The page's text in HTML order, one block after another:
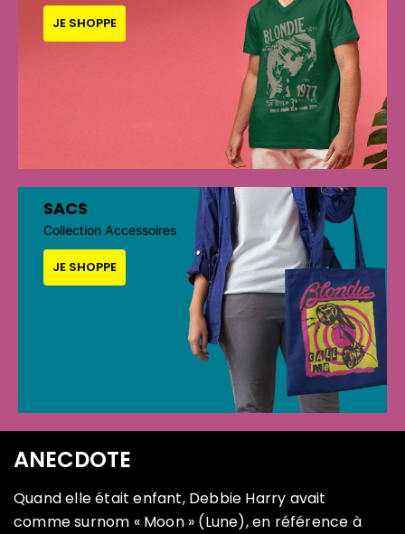
JE SHOPPE
SACS
Collection Accessoires
JE SHOPPE
ANECDOTE
Quand elle était enfant, Debbie Harry avait
comme surnom « Moon » (Lune), en référence à